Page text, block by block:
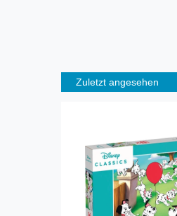
Zuletzt angesehen